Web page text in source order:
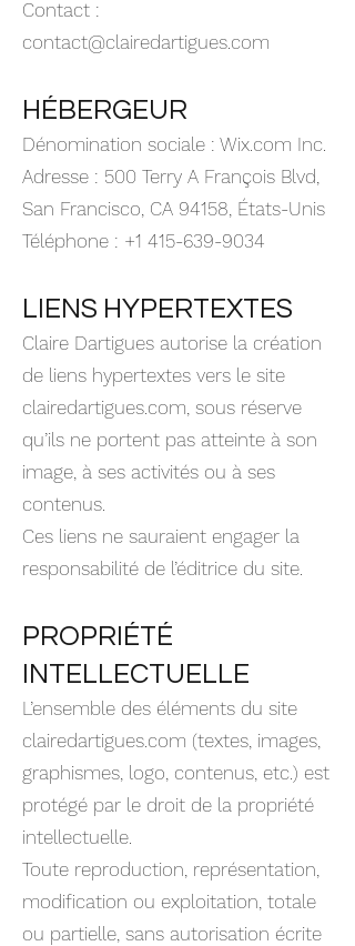
Contact :
contact@clairedartigues.com
HÉBERGEUR
Dénomination sociale : Wix.com Inc.
Adresse : 500 Terry A François Blvd,
San Francisco, CA 94158, États-Unis
Téléphone : +1 415-639-9034
LIENS HYPERTEXTES
Claire Dartigues autorise la création
de liens hypertextes vers le site
clairedartigues.com, sous réserve
qu’ils ne portent pas atteinte à son
image, à ses activités ou à ses
contenus.
Ces liens ne sauraient engager la
responsabilité de l’éditrice du site.
PROPRIÉTÉ
INTELLECTUELLE
L’ensemble des éléments du site
clairedartigues.com (textes, images,
graphismes, logo, contenus, etc.) est
protégé par le droit de la propriété
intellectuelle.
Toute reproduction, représentation,
modification ou exploitation, totale
ou partielle, sans autorisation écrite